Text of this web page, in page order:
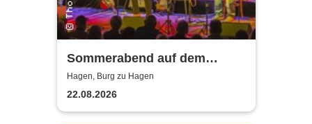
Sommerabend auf dem
Burghof - mit der Band Hagen
Allstars
Hagen, Burg zu Hagen
22.08.2026